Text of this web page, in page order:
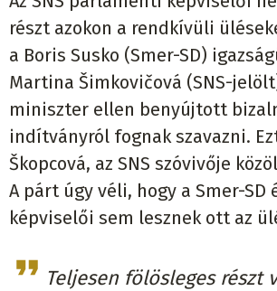
részt azokon a rendkívüli
a Boris Susko (Smer-SD)
Martina Šimkovičová (SNS-
miniszter ellen benyújtott
indítványról fognak szavazni.
Škopcová, az SNS szóvivője
A párt úgy véli, hogy a Smer-SD
képviselői sem lesznek ott az
Teljesen fölösleges részt